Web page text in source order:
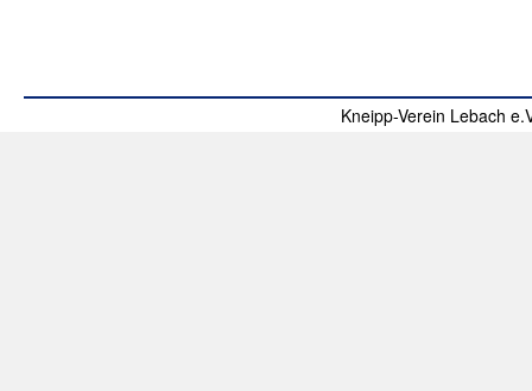
Kneipp-Verein Lebach